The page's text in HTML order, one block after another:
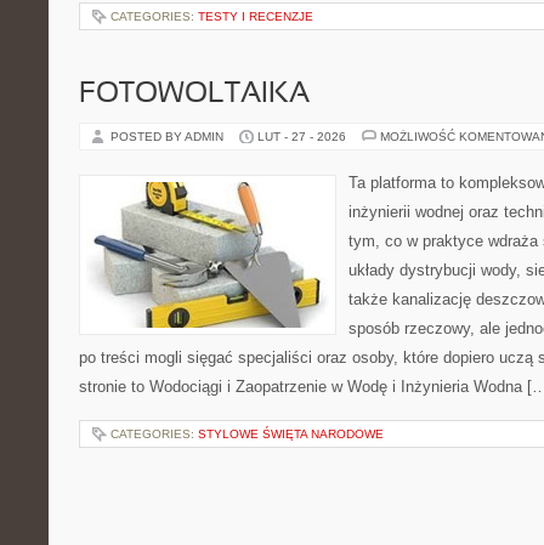
CATEGORIES: TESTY I RECENZJE
FOTOWOLTAIKA
POSTED BY ADMIN LUT - 27 - 2026 MOŻLIWOŚĆ
Ta platforma to
inżynierii wodnej oraz
tym, co w praktyce
układy dystrybucji wody,
także kanalizację
sposób rzeczowy, ale
po treści mogli sięgać specjaliści oraz osoby, które dopiero uczą
stronie to Wodociągi i Zaopatrzenie w Wodę i Inżynieria Wodna
CATEGORIES: STYLOWE ŚWIĘTA NARODOWE